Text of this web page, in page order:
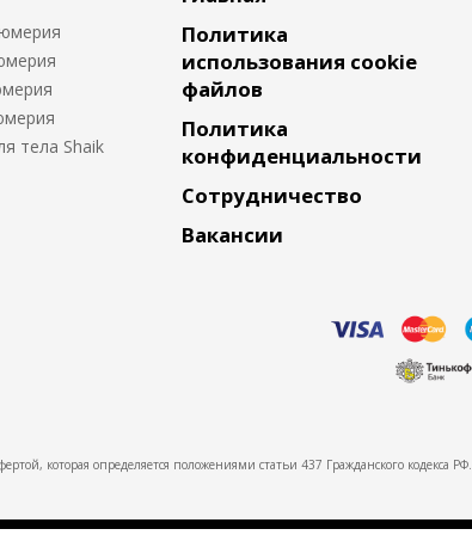
тела Shaik
Политика
использования cookie
файлов
Политика
конфиденциальности
Сотрудничество
Вакансии
которая определяется положениями статьи 437 Гражданского кодекса РФ.